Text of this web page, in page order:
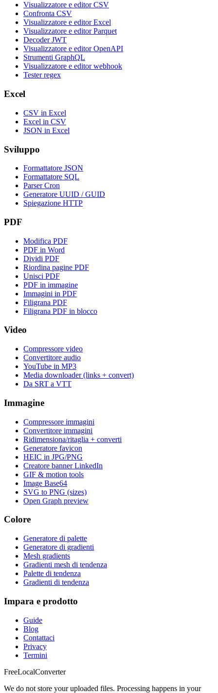
Visualizzatore e editor CSV
Confronta CSV
Visualizzatore e editor Excel
Visualizzatore e editor Parquet
Decoder JWT
Visualizzatore e editor OpenAPI
Strumenti GraphQL
Visualizzatore e editor webhook
Tester regex
Excel
CSV in Excel
Excel in CSV
JSON in Excel
Sviluppo
Formattatore JSON
Formattatore SQL
Parser Cron
Generatore UUID / GUID
Spiegazione HTTP
PDF
Modifica PDF
PDF in Word
Dividi PDF
Riordina pagine PDF
Unisci PDF
PDF in immagine
Immagini in PDF
Filigrana PDF
Filigrana PDF in blocco
Video
Compressore video
Convertitore audio
YouTube in MP3
Media downloader (links + convert)
Da SRT a VTT
Immagine
Compressore immagini
Convertitore immagini
Ridimensiona/ritaglia + converti
Generatore favicon
HEIC in JPG/PNG
Creatore banner LinkedIn
GIF & motion tools
Image Base64
SVG to PNG (sizes)
Open Graph preview
Colore
Generatore di palette
Generatore di gradienti
Mesh gradients
Gradienti mesh di tendenza
Palette di tendenza
Gradienti di tendenza
Impara e prodotto
Guide
Blog
Contattaci
Privacy
Termini
FreeLocalConverter
We do not store your uploaded files. Processing happens in your